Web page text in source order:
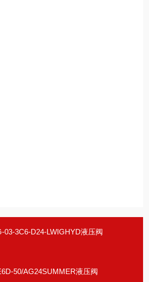
03-3C6-D24-LWIGHYD液压阀
50/AG24SUMMER液压阀